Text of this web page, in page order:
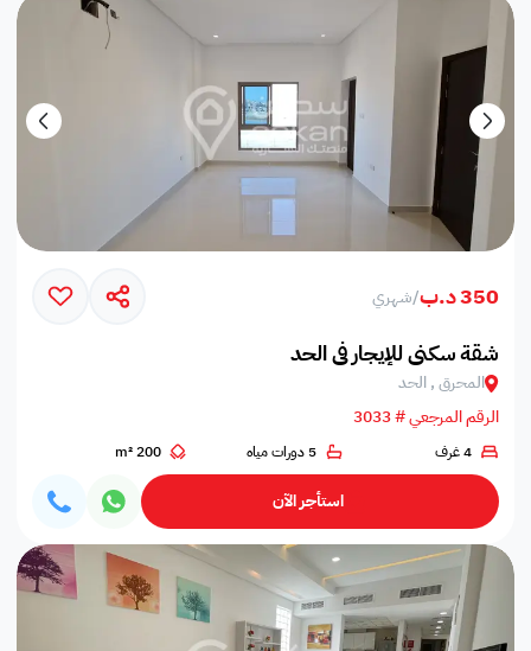
350 د.ب /شهري
شقة سكني للإيجار في الحد
المحرق , الحد
الرقم المرجعي # 3033
4 غرف 5 دورات مياه 200 m²
استأجر الآن